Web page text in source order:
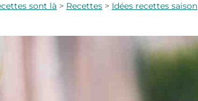
sont là > Recettes > Idées recettes saison